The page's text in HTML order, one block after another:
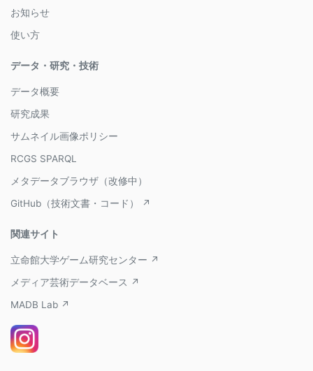
お知らせ
使い方
データ・研究・技術
データ概要
研究成果
サムネイル画像ポリシー
RCGS SPARQL
メタデータブラウザ（改修中）
GitHub（技術文書・コード） ↗
関連サイト
立命館大学ゲーム研究センター ↗
メディア芸術データベース ↗
MADB Lab ↗